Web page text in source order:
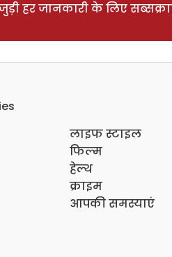
हर जानकारी के लिए
लाइफ स्टाइल
फिल्म
हेल्थ
क्राइम
आपकी समस्याएं